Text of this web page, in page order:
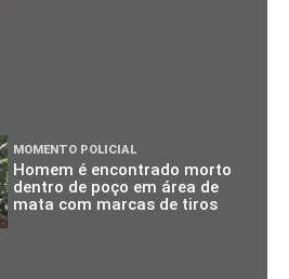
MOMENTO POLICIAL
Homem é encontrado morto
dentro de poço em área de
mata com marcas de tiros